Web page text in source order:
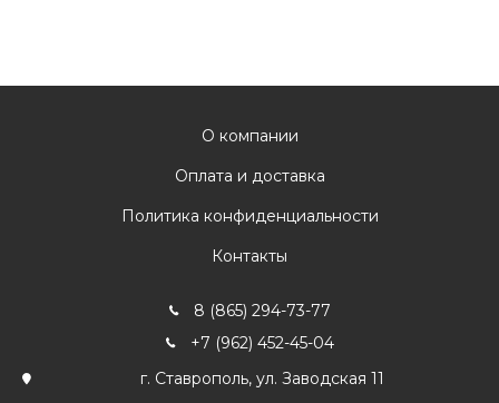
О компании
Оплата и доставка
Политика конфиденциальности
Контакты
8 (865) 294-73-77
+7 (962) 452-45-04
г. Ставрополь, ул. Заводская 11